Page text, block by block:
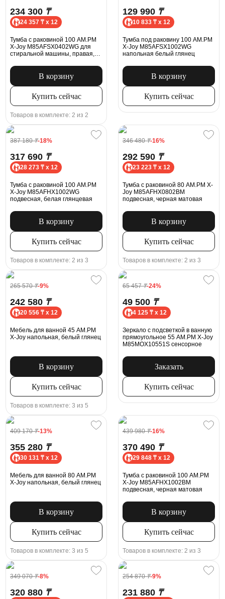
234 300 ₸
24 357 ₸ x 12
Тумба с раковиной 100 AM.PM
X-Joy M85AFSX0402WG для
стиральной машины, правая,
В корзину
Купить сейчас
Товаров в комплекте: 2 из 2
129 990 ₸
10 833 ₸ x 12
Тумба под раковину 100 AM.PM
X-Joy M85AFSX1002WG
напольная белый глянец
В корзину
Купить сейчас
387 180₸-18%
317 690 ₸
28 273 ₸ x 12
Тумба с раковиной 100 AM.PM
X-Joy M85AFHX1002WG
подвесная, белая глянцевая
В корзину
Купить сейчас
Товаров в комплекте: 2 из 3
346 480₸-16%
292 590 ₸
23 223 ₸ x 12
Тумба с раковиной 80 AM.PM X-
Joy M85AFHX0802BM
подвесная, черная матовая
В корзину
Купить сейчас
Товаров в комплекте: 2 из 3
265 570₸-9%
242 580 ₸
20 556 ₸ x 12
Мебель для ванной 45 AM.PM
X-Joy напольная, белый глянец
В корзину
Купить сейчас
Товаров в комплекте: 3 из 5
65 457₸-24%
49 500 ₸
4 125 ₸ x 12
Зеркало с подсветкой в ванную
прямоугольное 55 AM.PM X-Joy
M85MOX10551S сенсорное
Заказать
Купить сейчас
409 170₸-13%
355 280 ₸
30 131 ₸ x 12
Мебель для ванной 80 AM.PM
X-Joy напольная, белый глянец
В корзину
Купить сейчас
Товаров в комплекте: 3 из 5
439 980₸-16%
370 490 ₸
29 848 ₸ x 12
Тумба с раковиной 100 AM.PM
X-Joy M85AFHX1002BM
подвесная, черная матовая
В корзину
Купить сейчас
Товаров в комплекте: 2 из 3
349 070₸-8%
320 880 ₸
254 870₸-9%
231 880 ₸